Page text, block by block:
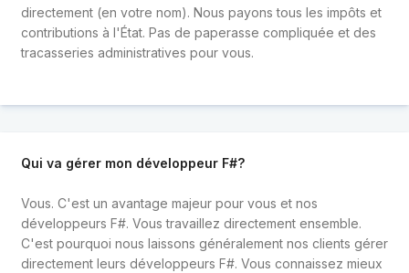
directement (en votre nom). Nous payons tous les impôts et
contributions à l'État. Pas de paperasse compliquée et des
tracasseries administratives pour vous.
Qui va gérer mon développeur F#?
Vous. C'est un avantage majeur pour vous et nos
développeurs F#. Vous travaillez directement ensemble.
C'est pourquoi nous laissons généralement nos clients gérer
directement leurs développeurs F#. Vous connaissez mieux